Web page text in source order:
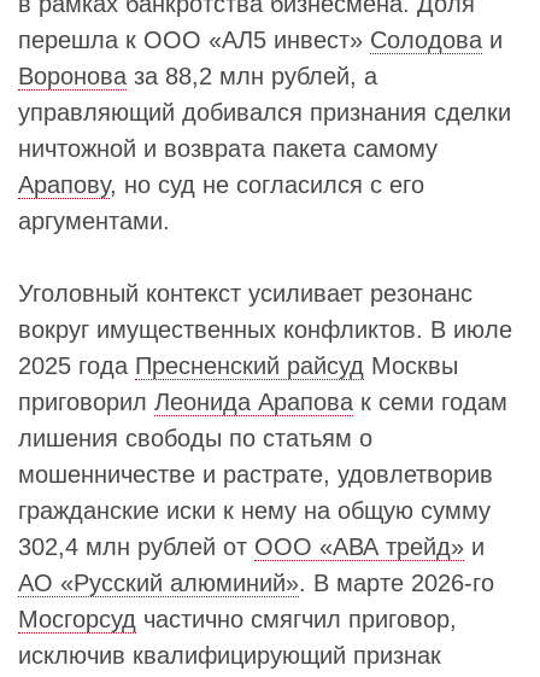
перешла к ООО «АЛ5 инвест» Солодова и
Воронова за 88,2 млн рублей, а
управляющий добивался признания сделки
ничтожной и возврата пакета самому
Арапову, но суд не согласился с его
аргументами.
Уголовный контекст усиливает резонанс
вокруг имущественных конфликтов. В июле
2025 года Пресненский райсуд Москвы
приговорил Леонида Арапова к семи годам
лишения свободы по статьям о
мошенничестве и растрате, удовлетворив
гражданские иски к нему на общую сумму
302,4 млн рублей от ООО «АВА трейд» и
АО «Русский алюминий». В марте 2026-го
Мосгорсуд частично смягчил приговор,
исключив квалифицирующий признак